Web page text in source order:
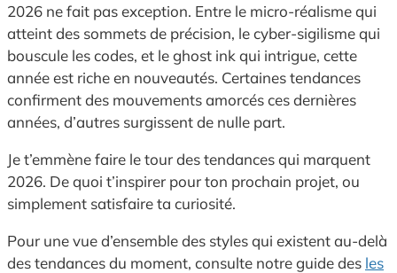
2026 ne fait pas exception. Entre le micro-réalisme qui
atteint des sommets de précision, le cyber-sigilisme qui
bouscule les codes, et le ghost ink qui intrigue, cette
année est riche en nouveautés. Certaines tendances
confirment des mouvements amorcés ces dernières
années, d’autres surgissent de nulle part.
Je t’emmène faire le tour des tendances qui marquent
2026. De quoi t’inspirer pour ton prochain projet, ou
simplement satisfaire ta curiosité.
Pour une vue d’ensemble des styles qui existent au-delà
des tendances du moment, consulte notre guide des les